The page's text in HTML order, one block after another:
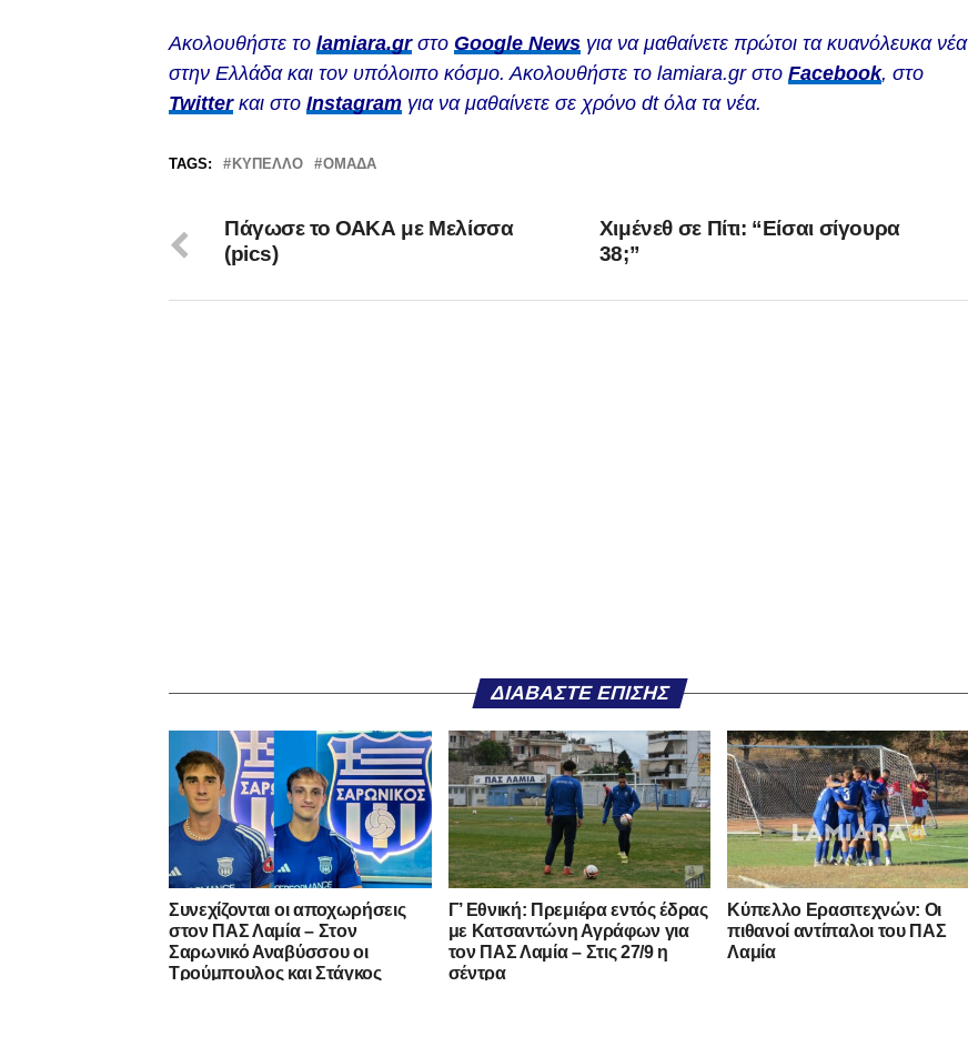
Ακολουθήστε το lamiara.grστο Google News για να μαθαίνετε πρώτοι τα κυανόλευκα νέα
στην Ελλάδα και τον υπόλοιπο κόσμο. Ακολουθήστε το lamiara.gr στο Facebook, στο
Twitterκαι στο Instagram για να μαθαίνετε σε χρόνο dt όλα τα νέα.
TAGS: ΚΎΠΕΛΛΟ ΟΜΆΔΑ
Χιμένεθ σε Πίτι: “Είσαι σίγουρα
38;”
Πάγωσε το ΟΑΚΑ με Μελίσσα
(pics)
ΔΙΑΒΆΣΤΕ ΕΠΊΣΗΣ
Συνεχίζονται οι αποχωρήσεις
στον ΠΑΣ Λαμία – Στον
Σαρωνικό Αναβύσσου οι
Τρούμπουλος και Στάγκος
Γ’ Εθνική: Πρεμιέρα εντός έδρας
με Κατσαντώνη Αγράφων για
τον ΠΑΣ Λαμία – Στις 27/9 η
σέντρα
Κύπελλο Ερασιτεχνών: Οι
πιθανοί αντίπαλοι του ΠΑΣ
Λαμία